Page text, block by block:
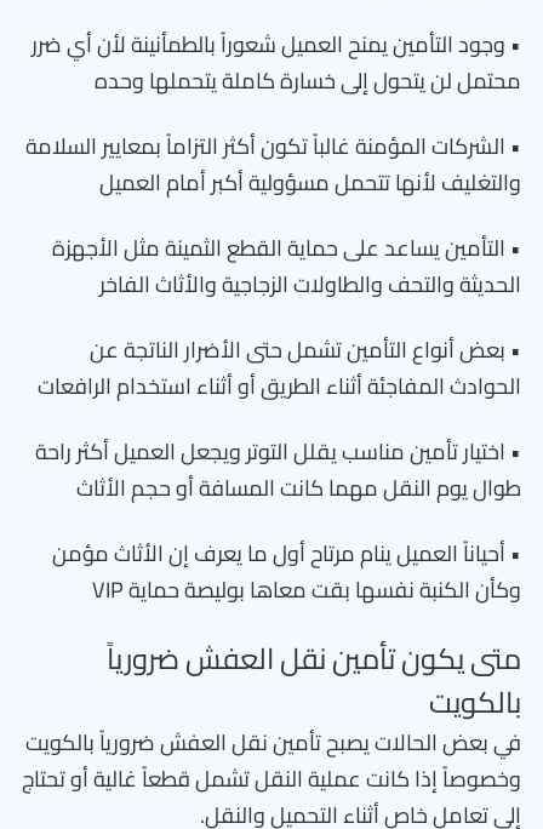
• وجود التأمين يمنح العميل شعوراً بالطمأنينة لأن أي ضرر
محتمل لن يتحول إلى خسارة كاملة يتحملها وحده
• الشركات المؤمنة غالباً تكون أكثر التزاماً بمعايير السلامة
والتغليف لأنها تتحمل مسؤولية أكبر أمام العميل
• التأمين يساعد على حماية القطع الثمينة مثل الأجهزة
الحديثة والتحف والطاولات الزجاجية والأثاث الفاخر
• بعض أنواع التأمين تشمل حتى الأضرار الناتجة عن
الحوادث المفاجئة أثناء الطريق أو أثناء استخدام الرافعات
• اختيار تأمين مناسب يقلل التوتر ويجعل العميل أكثر راحة
طوال يوم النقل مهما كانت المسافة أو حجم الأثاث
• أحياناً العميل ينام مرتاح أول ما يعرف إن الأثاث مؤمن
وكأن الكنبة نفسها بقت معاها بوليصة حماية VIP
متى يكون تأمين نقل العفش ضرورياً
بالكويت
في بعض الحالات يصبح تأمين نقل العفش ضرورياً بالكويت
وخصوصاً إذا كانت عملية النقل تشمل قطعاً غالية أو تحتاج
إلى تعامل خاص أثناء التحميل والنقل.